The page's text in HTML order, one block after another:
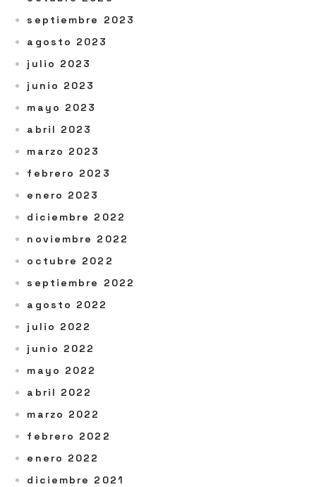
septiembre 2023
agosto 2023
julio 2023
junio 2023
mayo 2023
abril 2023
marzo 2023
febrero 2023
enero 2023
diciembre 2022
noviembre 2022
octubre 2022
septiembre 2022
agosto 2022
julio 2022
junio 2022
mayo 2022
abril 2022
marzo 2022
febrero 2022
enero 2022
diciembre 2021